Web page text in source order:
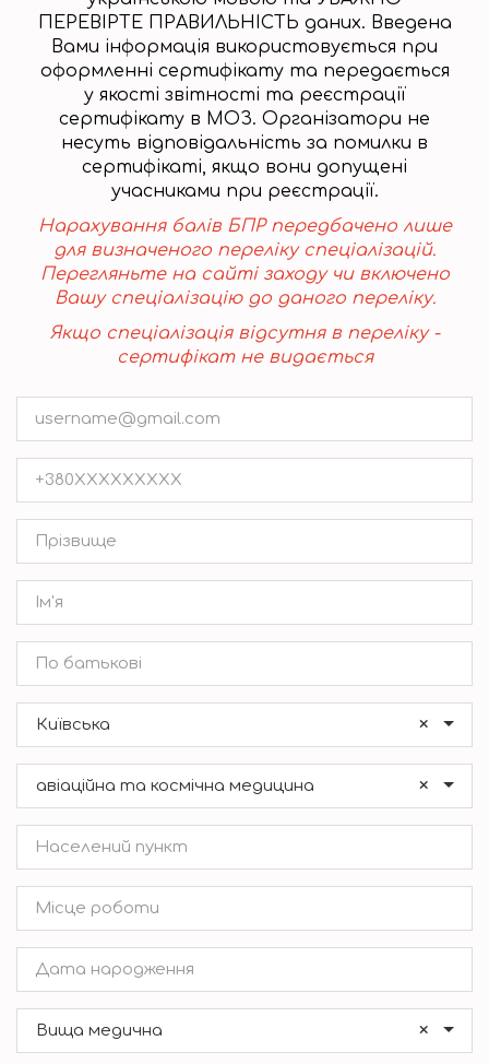
ПЕРЕВІРТЕ ПРАВИЛЬНІСТЬ даних. Введена
Вами інформація використовується при
оформленні сертифікату та передається
у якості звітності та реєстрації
сертифікату в МОЗ. Організатори не
несуть відповідальність за помилки в
сертифікаті, якщо вони допущені
учасниками при реєстрації.
Нарахування балів БПР передбачено лише
для визначеного переліку спеціалізацій.
Перегляньте на сайті заходу чи включено
Вашу спеціалізацію до даного переліку.
Якщо спеціалізація відсутня в переліку -
сертифікат не видається
Київська ×
авіаційна та космічна медицина ×
Вища медична ×